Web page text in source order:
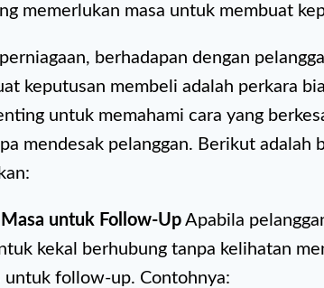
memerlukan masa untuk membuat
berhadapan dengan
keputusan membeli adalah perkara
untuk memahami cara yang
mendesak pelanggan. Berikut adalah
untuk Follow-UpApabila
kekal berhubung tanpa kelihatan
untuk follow-up. Contohnya: